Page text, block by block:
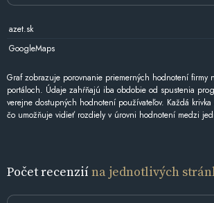
azet.sk
GoogleMaps
Graf zobrazuje porovnanie priemerných hodnotení firmy
portáloch. Údaje zahŕňajú iba obdobie od spustenia
verejne dostupných hodnotení používateľov. Každá
čo umožňuje vidieť rozdiely v úrovni hodnotení medzi
Počet recenziína jednotlivých